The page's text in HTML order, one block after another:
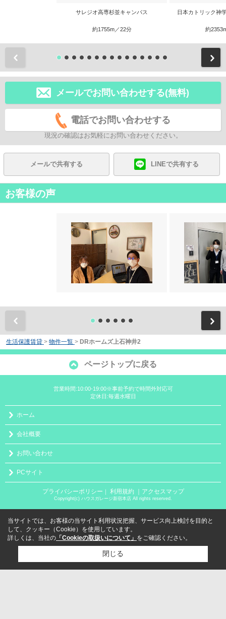
サレジオ高専杉並キャンパス
約1755m／22分
日本カトリック神
約
メールでお問い合わせする(無料)
電話でお問い合わせする
現況の確認はお気軽にお問い合わせください。
メールで共有する LINEで共有する
お客様の声
生活保護賃貸 > 物件一覧 > DRホームズ上石神井2
ページトップに戻る
営業時間:10:00-19:00※事前予約で時間外対応可
定休日:毎週水曜日
ホーム
会社概要
お問い合わせ
PCサイト
プライバシーポリシー 利用規約 ｜アクセスマップ
Copyright(c) ハウスガレージ新宿本店 All rights reserved.
当サイトでは、お客様の当サイト利用状況把握、サービス向上検討を目的と
して、クッキー（Cookie）を使用しています。
詳しくは、当社の 「Cookieの取扱いについて」 をご確認ください。
閉じる